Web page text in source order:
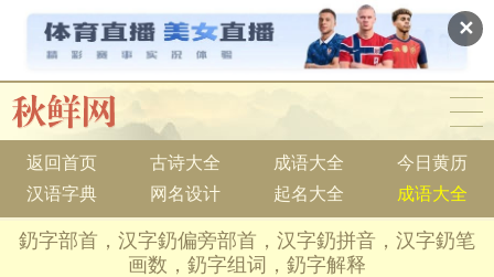
✕
返回首页 古诗大全 成语大全
今日黄历
汉语字典
网名设计 起名大全 成语大全
釢字部首，汉字釢偏旁部首，汉字釢拼音，汉字釢笔
画数，釢字组词，釢字解释